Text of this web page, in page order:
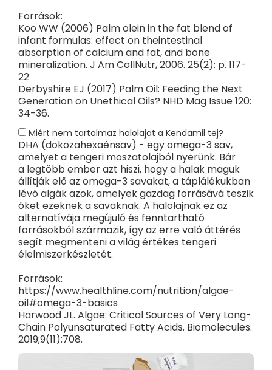
Források:
Koo WW (2006) Palm olein in the fat blend of
infant formulas: effect on theintestinal
absorption of calcium and fat, and bone
mineralization. J Am CollNutr, 2006. 25(2): p. 117-
22
Derbyshire EJ (2017) Palm Oil: Feeding the Next
Generation on Unethical Oils? NHD Mag Issue 120:
34-36.
Miért nem tartalmaz halolajat a Kendamil tej?
DHA (dokozahexaénsav) - egy omega-3 sav,
amelyet a tengeri moszatolajból nyerünk. Bár
a legtöbb ember azt hiszi, hogy a halak maguk
állítják elő az omega-3 savakat, a táplálékukban
lévő algák azok, amelyek gazdag forrásává teszik
őket ezeknek a savaknak. A halolajnak ez az
alternatívája megújuló és fenntartható
forrásokból származik, így az erre való áttérés
segít megmenteni a világ értékes tengeri
élelmiszerkészletét.
Források:
https://www.healthline.com/nutrition/algae-
oil#omega-3-basics
Harwood JL. Algae: Critical Sources of Very Long-
Chain Polyunsaturated Fatty Acids. Biomolecules.
2019;9(11):708.